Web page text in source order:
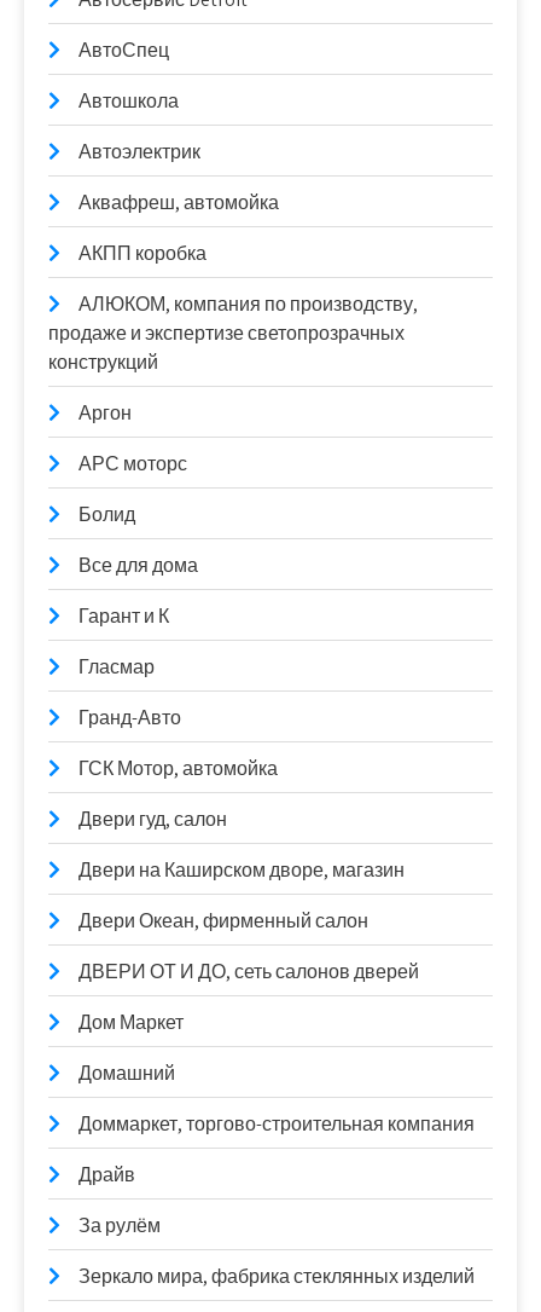
АвтоСпец
Автошкола
Автоэлектрик
Аквафреш, автомойка
АКПП коробка
АЛЮКОМ, компания по производству,
продаже и экспертизе светопрозрачных
конструкций
Аргон
АРС моторс
Болид
Все для дома
Гарант и К
Гласмар
Гранд-Авто
ГСК Мотор, автомойка
Двери гуд, салон
Двери на Каширском дворе, магазин
Двери Океан, фирменный салон
ДВЕРИ ОТ И ДО, сеть салонов дверей
Дом Маркет
Домашний
Доммаркет, торгово-строительная компания
Драйв
За рулём
Зеркало мира, фабрика стеклянных изделий